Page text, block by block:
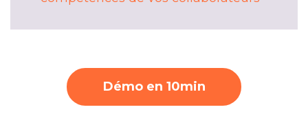
Démo en 10min